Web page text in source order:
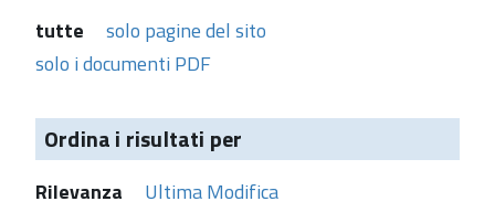
tutte
solo pagine del sito
solo i documenti PDF
Ordina i risultati per
Rilevanza Ultima Modifica